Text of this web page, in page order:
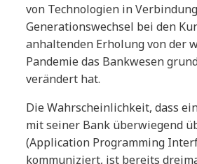
von Technologien in
Generationswechsel bei den
anhaltenden Erholung von der
Pandemie das Bankwesen
verändert hat.
Die Wahrscheinlichkeit, dass
mit seiner Bank überwiegend
(Application Programming
kommuniziert, ist bereits